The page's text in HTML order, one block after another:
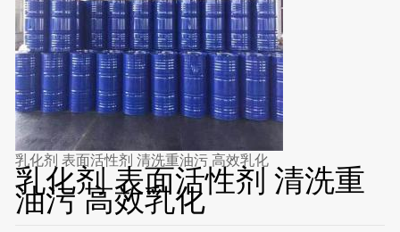
乳化剂 表面活性剂 清洗重油污 高效乳化
乳化剂 表面活性剂 清洗重
油污 高效乳化